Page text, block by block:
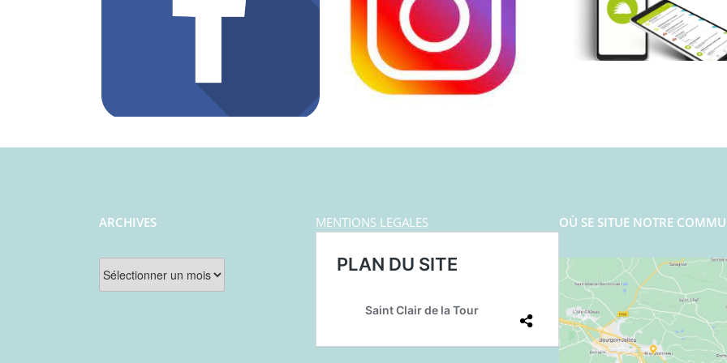
ARCHIVES
Archives
MENTIONS LEGALES OÙ SE SITUE NOTRE